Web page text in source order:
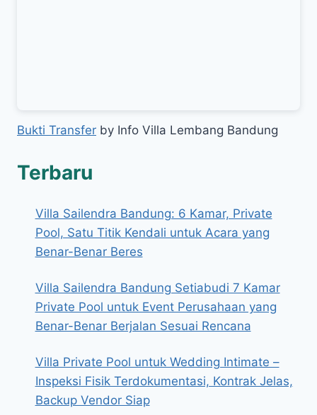
Bukti Transfer by Info Villa Lembang Bandung
Terbaru
Villa Sailendra Bandung: 6 Kamar, Private
Pool, Satu Titik Kendali untuk Acara yang
Benar-Benar Beres
Villa Sailendra Bandung Setiabudi 7 Kamar
Private Pool untuk Event Perusahaan yang
Benar-Benar Berjalan Sesuai Rencana
Villa Private Pool untuk Wedding Intimate –
Inspeksi Fisik Terdokumentasi, Kontrak Jelas,
Backup Vendor Siap